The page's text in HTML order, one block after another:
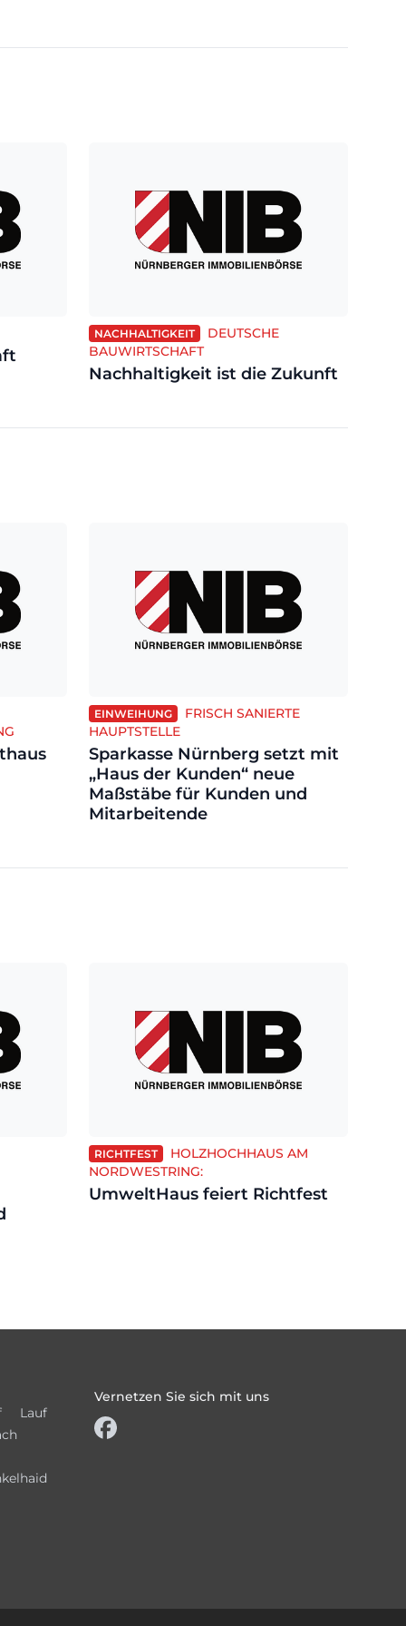
NACHHALTIGKEIT
DEUTSCHE
BAUWIRTSCHAFT
Nachhaltigkeit ist die Zukunft
EINWEIHUNG
FRISCH SANIERTE
HAUPTSTELLE
Sparkasse Nürnberg setzt mit
„Haus der Kunden“ neue
Maßstäbe für Kunden und
Mitarbeitende
RICHTFEST
HOLZHOCHHAUS AM
NORDWESTRING:
UmweltHaus feiert Richtfest
Lauf
Vernetzen Sie sich mit uns